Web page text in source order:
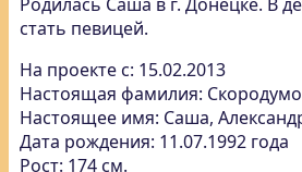
стать певицей.
На проекте с: 15.02.2013
Настоящая фамилия:
Настоящее имя: Саша,
Дата рождения: 11.07.1992 года
Рост: 174 см.